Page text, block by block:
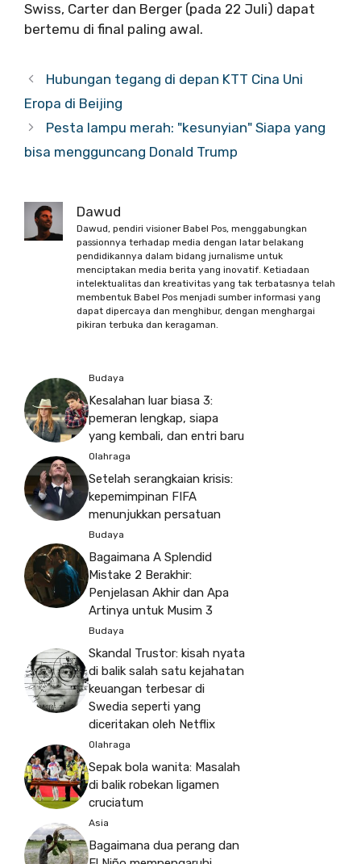
Swiss, Carter dan Berger (pada 22 Juli) dapat
bertemu di final paling awal.
Hubungan tegang di depan KTT Cina Uni
Eropa di Beijing
Pesta lampu merah: "kesunyian" Siapa yang
bisa mengguncang Donald Trump
Dawud
Dawud, pendiri visioner Babel Pos, menggabungkan
passionnya terhadap media dengan latar belakang
pendidikannya dalam bidang jurnalisme untuk
menciptakan media berita yang inovatif. Ketiadaan
intelektualitas dan kreativitas yang tak terbatasnya telah
membentuk Babel Pos menjadi sumber informasi yang
dapat dipercaya dan menghibur, dengan menghargai
pikiran terbuka dan keragaman.
Budaya
Kesalahan luar biasa 3:
pemeran lengkap, siapa
yang kembali, dan entri baru
Olahraga
Setelah serangkaian krisis:
kepemimpinan FIFA
menunjukkan persatuan
Budaya
Bagaimana A Splendid
Mistake 2 Berakhir:
Penjelasan Akhir dan Apa
Artinya untuk Musim 3
Budaya
Skandal Trustor: kisah nyata
di balik salah satu kejahatan
keuangan terbesar di
Swedia seperti yang
diceritakan oleh Netflix
Olahraga
Sepak bola wanita: Masalah
di balik robekan ligamen
cruciatum
Asia
Bagaimana dua perang dan